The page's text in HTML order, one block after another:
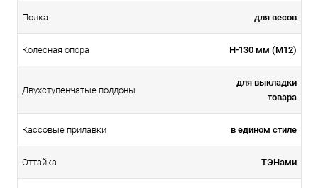
Полка для весов
Колесная опора H-130 мм (М12)
Двухступенчатые поддоны
для выкладки
товара
Кассовые прилавки в едином стиле
Оттайка ТЭНами